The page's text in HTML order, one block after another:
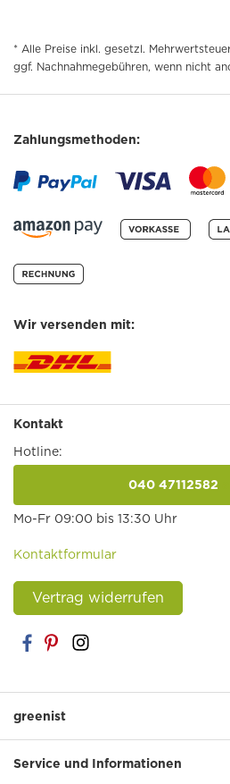
* Alle Preise inkl. gesetzl.
ggf. Nachnahmegebühren, wenn nicht
Zahlungsmethoden:
Wir versenden mit:
Kontakt
Hotline:
040 47112582
Mo-Fr 09:00 bis 13:30 Uhr
Kontaktformular
Vertrag widerrufen
greenist
Service und Informationen